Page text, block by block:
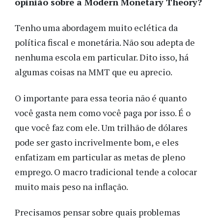
Tenho uma abordagem muito eclética da
política fiscal e monetária. Não sou adepta de
nenhuma escola em particular. Dito isso, há
algumas coisas na MMT que eu aprecio.
O importante para essa teoria não é quanto
você gasta nem como você paga por isso. É o
que você faz com ele. Um trilhão de dólares
pode ser gasto incrivelmente bom, e eles
enfatizam em particular as metas de pleno
emprego. O macro tradicional tende a colocar
muito mais peso na inflação.
Precisamos pensar sobre quais problemas